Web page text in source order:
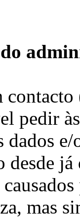
pedir
desde
mas